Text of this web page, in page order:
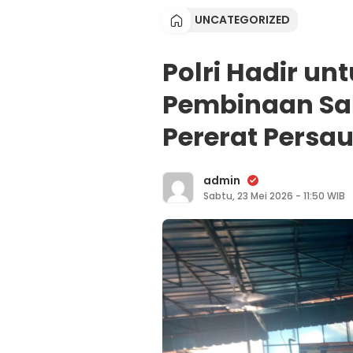
UNCATEGORIZED
Polri Hadir
Pembinaan
Pererat
admin
Sabtu, 23 Mei 2026 - 11:50 WIB